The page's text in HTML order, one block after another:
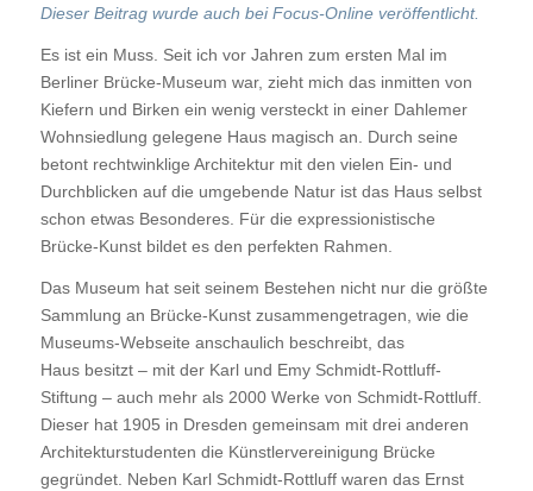
Dieser Beitrag wurde auch bei Focus-Online veröffentlicht.
Es ist ein Muss. Seit ich vor Jahren zum ersten Mal im
Berliner Brücke-Museum war, zieht mich das inmitten von
Kiefern und Birken ein wenig versteckt in einer Dahlemer
Wohnsiedlung gelegene Haus magisch an. Durch seine
betont rechtwinklige Architektur mit den vielen Ein- und
Durchblicken auf die umgebende Natur ist das Haus selbst
schon etwas Besonderes. Für die expressionistische
Brücke-Kunst bildet es den perfekten Rahmen.
Das Museum hat seit seinem Bestehen nicht nur die größte
Sammlung an Brücke-Kunst zusammengetragen, wie die
Museums-Webseite anschaulich beschreibt, das
Haus besitzt – mit der Karl und Emy Schmidt-Rottluff-
Stiftung – auch mehr als 2000 Werke von Schmidt-Rottluff.
Dieser hat 1905 in Dresden gemeinsam mit drei anderen
Architekturstudenten die Künstlervereinigung Brücke
gegründet. Neben Karl Schmidt-Rottluff waren das Ernst